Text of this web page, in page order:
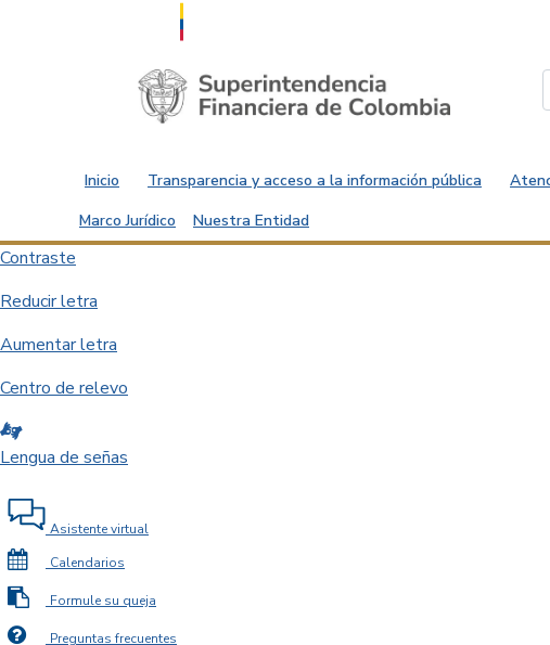
Saltar al contenido principal
Inicio Transparencia y acceso a la información pública
Marco Jurídico
Nuestra Entidad
Contraste
Reducir letra
Aumentar letra
Centro de relevo
Lengua de señas
Asistente virtual
Calendarios
Formule su queja
Preguntas frecuentes